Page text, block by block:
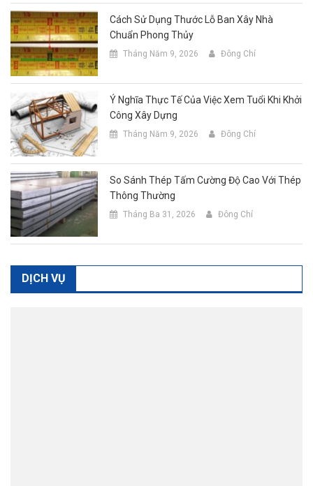
Cách Sử Dụng Thước Lỗ Ban Xây Nhà
Chuẩn Phong Thủy
Tháng Năm 9, 2026 Đông Chí
Ý Nghĩa Thực Tế Của Việc Xem Tuổi Khi Khởi
Công Xây Dựng
Tháng Năm 9, 2026 Đông Chí
So Sánh Thép Tấm Cường Độ Cao Với Thép
Thông Thường
Tháng Ba 31, 2026 Đông Chí
DỊCH VỤ